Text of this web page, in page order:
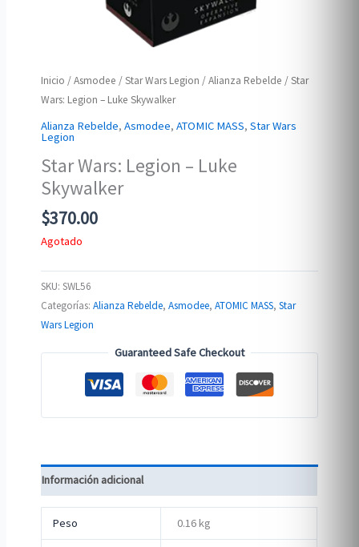
Inicio /Asmodee /Star Wars Legion /Alianza Rebelde / Star
Wars: Legion – Luke Skywalker
Alianza Rebelde,Asmodee,ATOMIC MASS,Star Wars
Legion
Star Wars: Legion – Luke
Skywalker
$370.00
Agotado
SKU:SWL56
Categorías:Alianza Rebelde,Asmodee,ATOMIC MASS,Star
Wars Legion
Guaranteed Safe Checkout
Información adicional
Peso 0.16 kg